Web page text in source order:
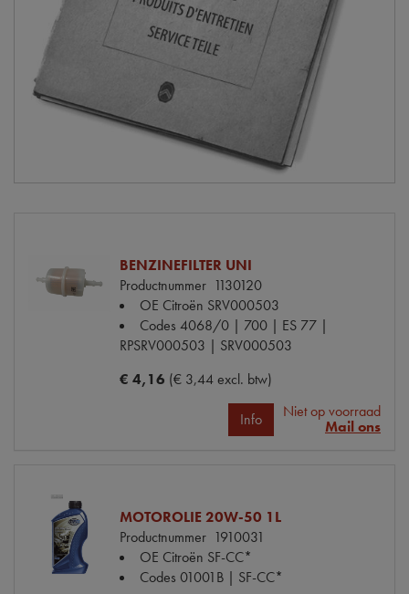
BENZINEFILTER UNI
Productnummer 1130120
OE Citroën SRV000503
Codes 4068/0 | 700 | ES 77 |
RPSRV000503 | SRV000503
€ 4,16 (€ 3,44 excl. btw)
Info
Niet op voorraad
Mail ons
MOTOROLIE 20W-50 1L
Productnummer 1910031
OE Citroën SF-CC*
Codes 01001B | SF-CC*